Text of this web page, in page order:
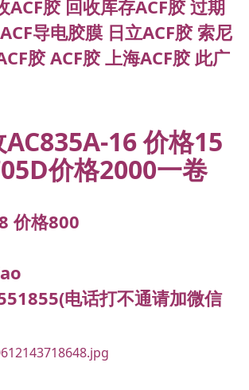
ACF胶 回收库存ACF胶 过期
导电胶膜 日立ACF胶 索尼
胶 ACF胶 上海ACF胶 此广
16 价格15
价格2000一卷
价格800
电话打不通请加微信